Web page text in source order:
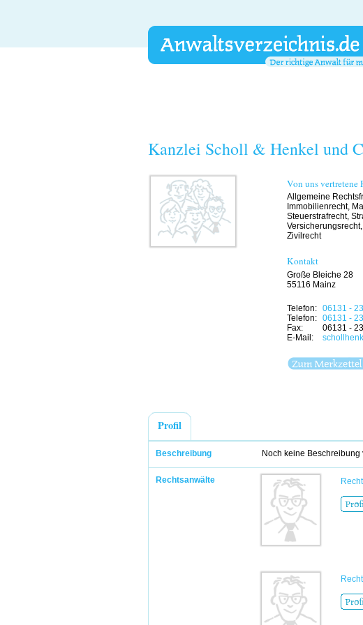
Kanzlei Scholl & Henkel und
Von uns vertretene
Allgemeine
Immobilienrecht,
Steuerstrafrecht,
Zivilrecht
Kontakt
Große Bleiche 28
55116 Mainz
Telefon:
Telefon:
Fax:
E-Mail:
06131 -
06131 -
06131 -
Profil
Beschreibung Noch keine Beschreibung
Rechtsanwälte